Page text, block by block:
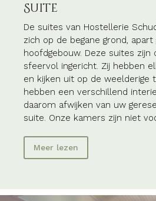
Suite
De suites van Hostellerie
zich op de begane grond,
hoofdgebouw. Deze suites
sfeervol ingericht. Zij hebben
en kijken uit op de weelderige
hebben een verschillend
daarom afwijken van uw
suite. Onze kamers zijn niet
Meer lezen